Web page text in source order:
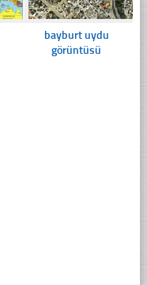
bayburt uydu
görüntüsü